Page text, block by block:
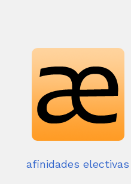
afinidades electivas